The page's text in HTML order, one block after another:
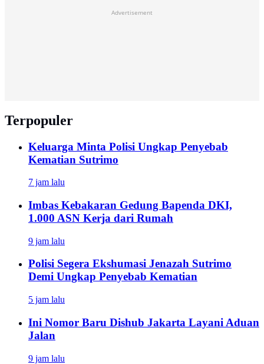
Advertisement
Terpopuler
Keluarga Minta Polisi Ungkap Penyebab
Kematian Sutrimo
7 jam lalu
Imbas Kebakaran Gedung Bapenda DKI,
1.000 ASN Kerja dari Rumah
9 jam lalu
Polisi Segera Ekshumasi Jenazah Sutrimo
Demi Ungkap Penyebab Kematian
5 jam lalu
Ini Nomor Baru Dishub Jakarta Layani Aduan
Jalan
9 jam lalu